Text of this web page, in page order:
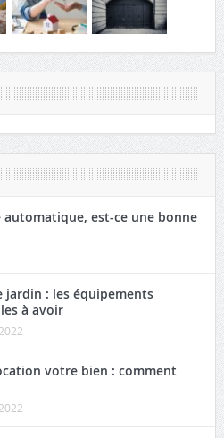
automatique, est-ce une bonne
jardin : les équipements
à avoir
votre bien : comment